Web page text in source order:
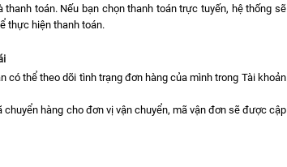
thanh toán. Nếu bạn chọn thanh toán trực tuyến, hệ thống sẽ
thực hiện thanh toán.
có thể theo dõi tình trạng đơn hàng của mình trong Tài khoản
chuyển hàng cho đơn vị vận chuyển, mã vận đơn sẽ được cập